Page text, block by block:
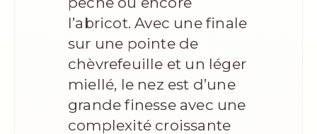
l’abricot. Avec une finale
sur une pointe de
chèvrefeuille et un léger
miellé, le nez est d’une
grande finesse avec une
complexité croissante